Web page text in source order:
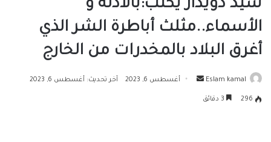
سيد دويدار يكتب:بالأدلة و
الأسماء..مثلث أباطرة الشر الذي
أغرق البلاد بالمخدرات من الخارج
Eslam kamal
أرسل أغسطس 6, 2023 آخر تحديث: أغسطس 6, 2023
296